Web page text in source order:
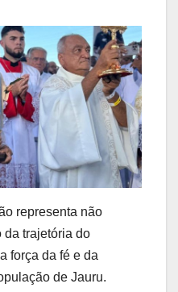
representa não
da trajetória do
força da fé e da
de Jauru.